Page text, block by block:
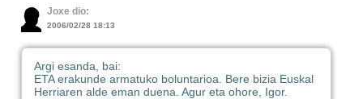
Joxe dio:
2006/02/28 18:13
Argi esanda, bai:
ETA erakunde armatuko boluntarioa. Bere bizia Euskal
Herriaren alde eman duena. Agur eta ohore, Igor.